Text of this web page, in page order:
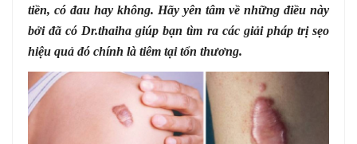
tiền, có đau hay không. Hãy yên tâm về những điều này
bởi đã có Dr.thaiha giúp bạn tìm ra các giải pháp trị sẹo
hiệu quả đó chính là tiêm tại tổn thương.